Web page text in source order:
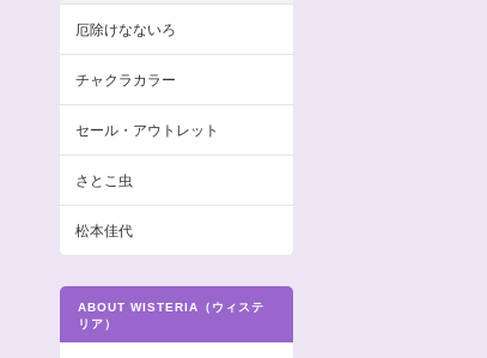
厄除けなないろ
チャクラカラー
セール・アウトレット
さとこ虫
松本佳代
ABOUT WISTERIA（ウィステ
リア）